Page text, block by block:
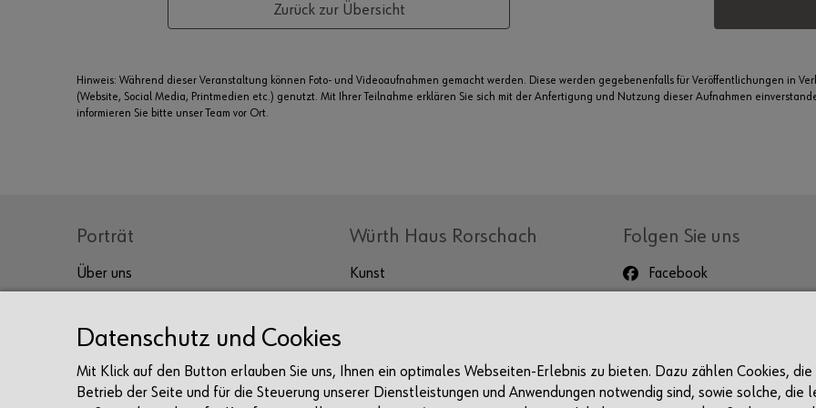
Zurück zur Übersicht
Hinweis: Während dieser Veranstaltung können Foto- und Videoaufnahmen gemacht werden. Diese werden gegebenenfalls für Veröffentlichungen in
(Website, Social Media, Printmedien etc.) genutzt. Mit Ihrer Teilnahme erklären Sie sich mit der Anfertigung und Nutzung dieser Aufnahmen
informieren Sie bitte unser Team vor Ort.
Porträt
Über uns
Sammlung Würth
Karriere
Würth Haus Rorschach
Kunst
Folgen Sie uns
Facebook
Datenschutz und Cookies
Mit Klick auf den Button erlauben Sie uns, Ihnen ein optimales Webseiten-Erlebnis zu bieten. Dazu zählen Cookies, die
Betrieb der Seite und für die Steuerung unserer Dienstleistungen und Anwendungen notwendig sind, sowie solche, die